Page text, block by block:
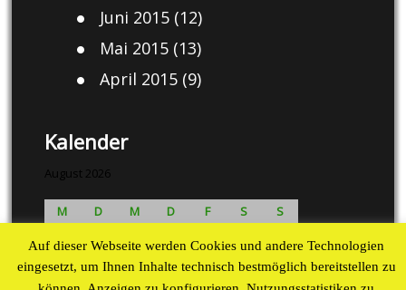
Juni 2015(12)
Mai 2015(13)
April 2015(9)
Kalender
August 2026
M D M D F S
S
8
9
11 13 14 15
Auf dieser Webseite werden Cookies und andere Technologien
eingesetzt, um Ihnen Inhalte technisch bestmöglich bereitstellen zu